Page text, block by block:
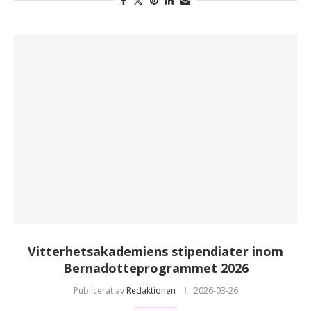
Vitterhetsakademiens stipendiater inom
Bernadotteprogrammet 2026
Publicerat av Redaktionen 2026-03-26